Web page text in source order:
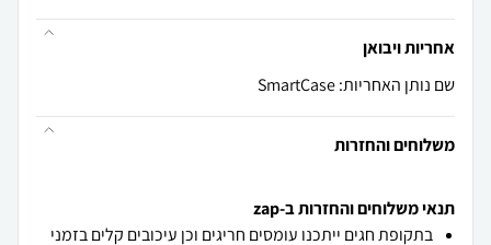
אחריות ויבואן
שם נותן האחריות: SmartCase
משלוחים והחזרות
תנאי משלוחים והחזרות ב-zap
בתקופת חגים ייתכנו עומסים חריגים וכן עיכובים קלים בזמני